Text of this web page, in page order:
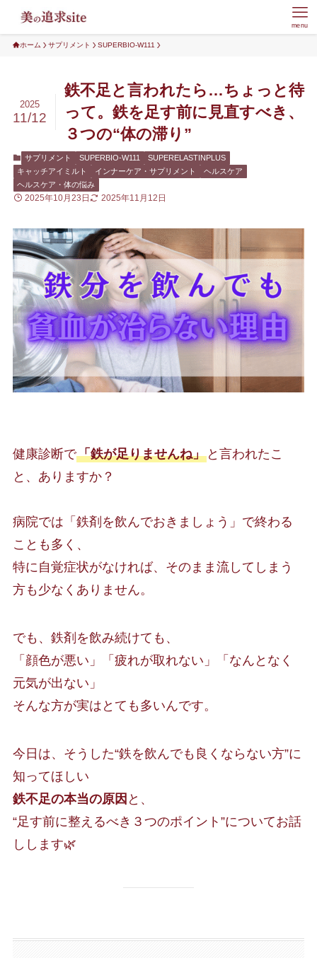
menu
ホーム サプリメント SUPERBIO-W111
鉄不足と言われたら…ちょっと待
って。鉄を足す前に見直すべき、
３つの“体の滞り”
2025
11/12
サプリメント SUPERBIO-W111
SUPERELASTINPLUS
キャッチアイミルト
インナーケア・サプリメント
ヘルスケア
ヘルスケア・体の悩み
2025年10月23日 2025年11月12日
健康診断で「鉄が足りませんね」と言われたこ
と、ありますか？
病院では「鉄剤を飲んでおきましょう」で終わる
ことも多く、
特に自覚症状がなければ、そのまま流してしまう
方も少なくありません。
でも、鉄剤を飲み続けても、
「顔色が悪い」「疲れが取れない」「なんとなく
元気が出ない」
そんな方が実はとても多いんです。
今日は、そうした“鉄を飲んでも良くならない方”に
知ってほしい
鉄不足の本当の原因 と、
“足す前に整えるべき３つのポイント”についてお話
しします🌿